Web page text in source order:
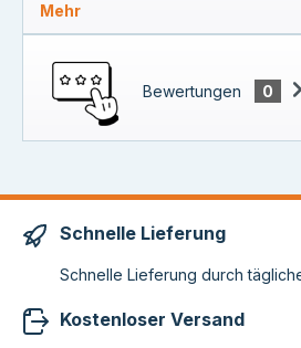
Mehr
Bewertungen 0
Schnelle Lieferung
Schnelle Lieferung durch
Kostenloser Versand